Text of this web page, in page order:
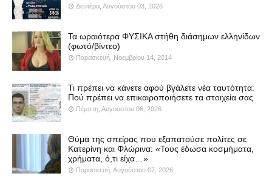
Δευτέρα, Αυγούστου 03, 2026
Τα ωραιότερα ΦΥΣΙΚΑ στήθη διάσημων ελληνίδων
(φωτό/βίντεο)
Παρασκευή, Νοεμβρίου 14, 2014
Τι πρέπει να κάνετε αφού βγάλετε νέα ταυτότητα:
Πού πρέπει να επικαιροποιήσετε τα στοιχεία σας
Πέμπτη, Αυγούστου 06, 2026
Θύμα της σπείρας που εξαπατούσε πολίτες σε
Κατερίνη και Φλώρινα: «Τους έδωσα κοσμήματα,
χρήματα, ό,τι είχα…»
Παρασκευή, Αυγούστου 07, 2026